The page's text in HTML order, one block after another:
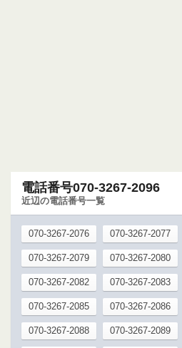
電話番号070-3267-2096
近辺の電話番号一覧
070-3267-2076 070-3267-2077
070-3267-2079 070-3267-2080
070-3267-2082 070-3267-2083
070-3267-2085 070-3267-2086
070-3267-2088 070-3267-2089